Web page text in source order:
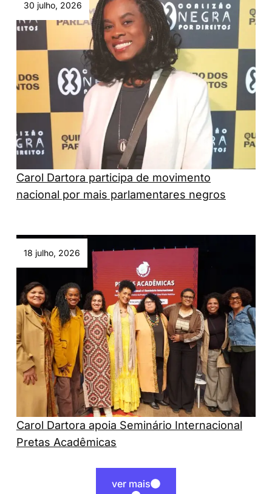
30 julho, 2026
Carol Dartora participa de movimento
nacional por mais parlamentares negros
18 julho, 2026
Carol Dartora apoia Seminário Internacional
Pretas Acadêmicas
ver mais